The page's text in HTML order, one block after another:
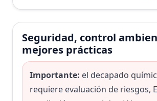
Seguridad, control
mejores prácticas
Importante: el decapado
requiere evaluación de riesgos,